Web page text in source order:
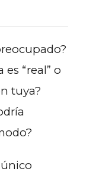
“real” o
tuya?